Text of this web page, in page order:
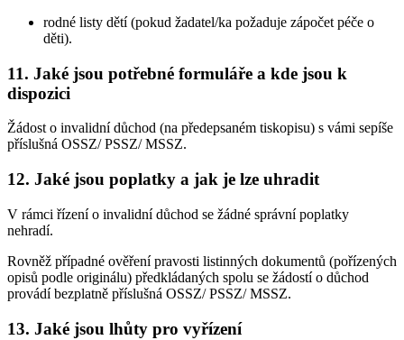
rodné listy dětí (pokud žadatel/ka požaduje zápočet péče o
děti).
11. Jaké jsou potřebné formuláře a kde jsou k
dispozici
Žádost o invalidní důchod (na předepsaném tiskopisu) s vámi sepíše
příslušná OSSZ/ PSSZ/ MSSZ.
12. Jaké jsou poplatky a jak je lze uhradit
V rámci řízení o invalidní důchod se žádné správní poplatky
nehradí.
Rovněž případné ověření pravosti listinných dokumentů (pořízených
opisů podle originálu) předkládaných spolu se žádostí o důchod
provádí bezplatně příslušná OSSZ/ PSSZ/ MSSZ.
13. Jaké jsou lhůty pro vyřízení